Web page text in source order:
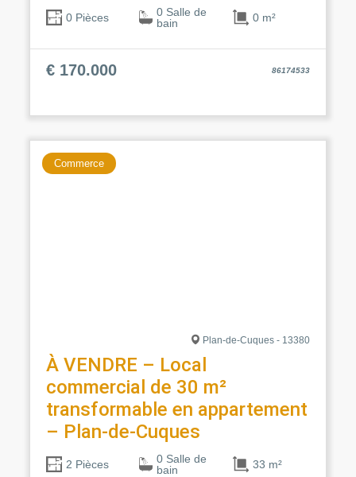
0 Pièces
0 Salle de
bain
0 m²
€ 170.000 86174533
Commerce
Plan-de-Cuques - 13380
À VENDRE – Local
commercial de 30 m²
transformable en appartement
– Plan-de-Cuques
2 Pièces
0 Salle de
bain
33 m²